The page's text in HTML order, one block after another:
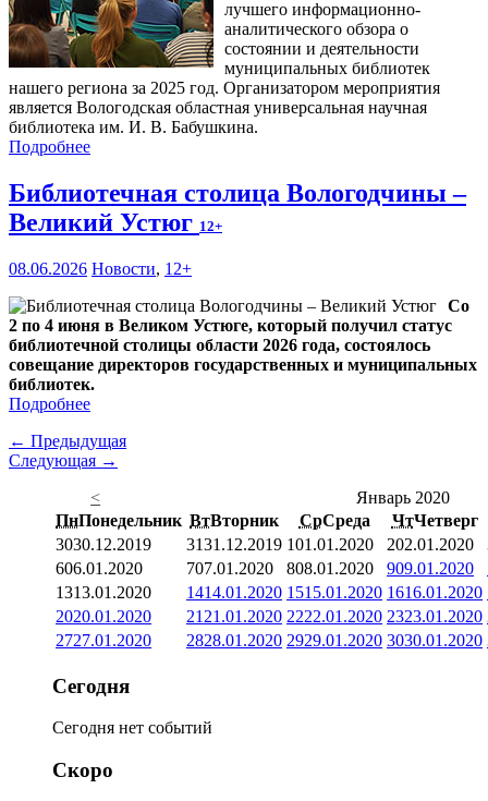
лучшего информационно-
аналитического обзора о
состоянии и деятельности
муниципальных библиотек
нашего региона за 2025 год. Организатором мероприятия
является Вологодская областная универсальная научная
библиотека им. И. В. Бабушкина.
Подробнее
Библиотечная столица Вологодчины –
Великий Устюг 12+
08.06.2026 Новости, 12+
Со
2 по 4 июня в Великом Устюге, который получил статус
библиотечной столицы области 2026 года, состоялось
совещание директоров государственных и муниципальных
библиотек.
Подробнее
← Предыдущая
Следующая →
<
Январь 2020
ПнПонедельник ВтВторник СрСреда ЧтЧетверг
3030.12.2019 3131.12.2019 101.01.2020 202.01.2020
606.01.2020 707.01.2020 808.01.2020 909.01.2020
1313.01.2020 1414.01.2020 1515.01.2020 1616.01.2020
2020.01.2020 21 21.01.2020 2222.01.2020 2323.01.2020
2727.01.2020 2828.01.2020 2929.01.2020 3030.01.2020
Сегодня
Сегодня нет событий
Скоро